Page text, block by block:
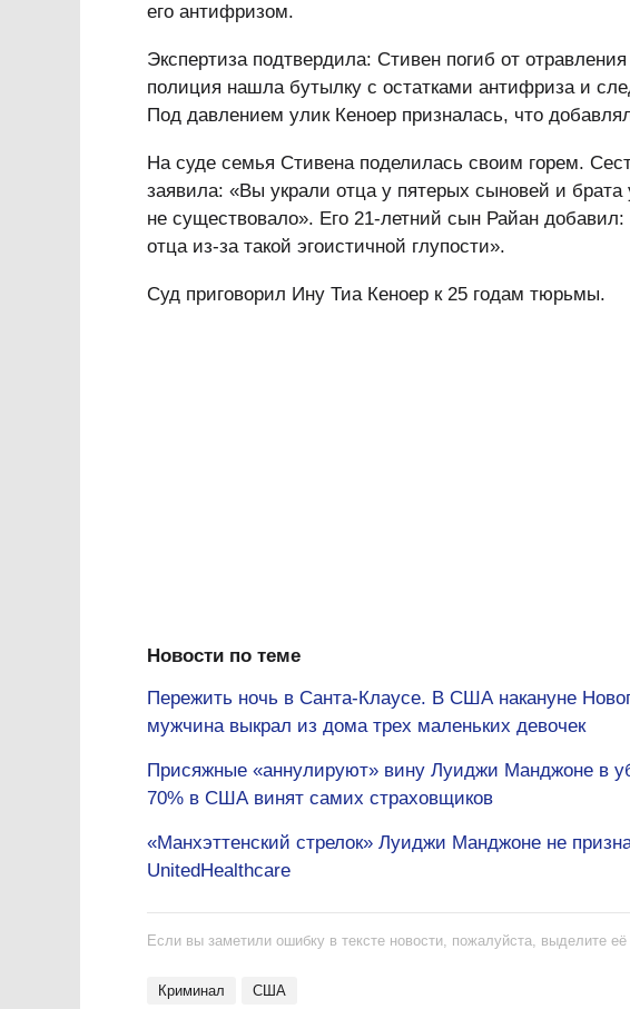
его антифризом.
Экспертиза подтвердила: Стивен погиб от
полиция нашла бутылку с остатками антифриза и
Под давлением улик Кеноер призналась, что
На суде семья Стивена поделилась своим горем.
заявила: «Вы украли отца у пятерых сыновей и брата
не существовало». Его 21-летний сын Райан
отца из-за такой эгоистичной глупости».
Суд приговорил Ину Тиа Кеноер к 25 годам тюрьмы.
Новости по теме
Пережить ночь в Санта-Клаусе. В США накануне
мужчина выкрал из дома трех маленьких девочек
Присяжные «аннулируют» вину Луиджи Манджоне в
70% в США винят самих страховщиков
«Манхэттенский стрелок» Луиджи Манджоне не
UnitedHealthcare
Если вы заметили ошибку в тексте новости, пожалуйста, выделите
криминал США